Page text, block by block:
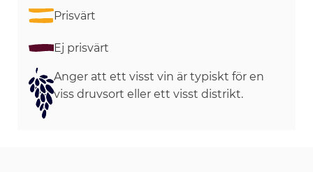
Prisvärt
Ej prisvärt
Anger att ett visst vin är typiskt för en
viss druvsort eller ett visst distrikt.